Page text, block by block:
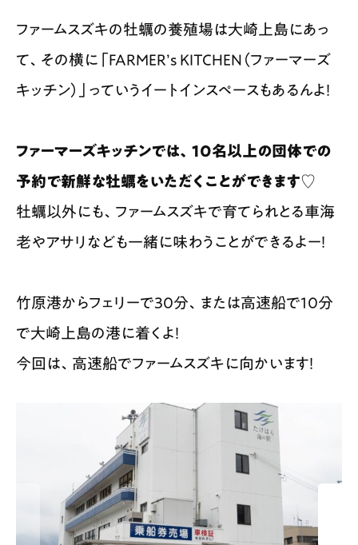
ファームスズキの牡蠣の養殖場は大崎上島にあっ
て、その横に「FARMER’s KITCHEN（ファーマーズ
キッチン）」っていうイートインスペースもあるんよ！
ファーマーズキッチンでは、10名以上の団体での
予約で新鮮な牡蠣をいただくことができます♡
牡蠣以外にも、ファームスズキで育てられとる車海
老やアサリなども一緒に味わうことができるよー！
竹原港からフェリーで30分、または高速船で10分
で大崎上島の港に着くよ！
今回は、高速船でファームスズキに向かいます！